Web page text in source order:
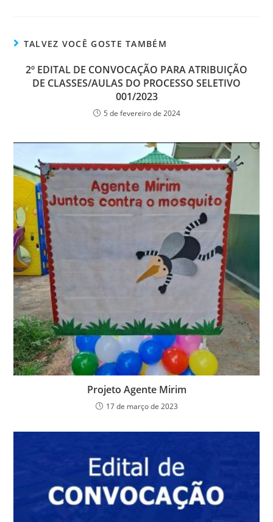
TALVEZ VOCÊ GOSTE TAMBÉM
2º EDITAL DE CONVOCAÇÃO PARA ATRIBUIÇÃO
DE CLASSES/AULAS DO PROCESSO SELETIVO
001/2023
5 de fevereiro de 2024
Projeto Agente Mirim
17 de março de 2023